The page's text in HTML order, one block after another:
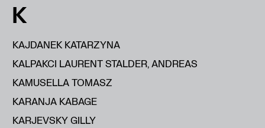
K
KAJDANEK KATARZYNA
KALPAKCI LAURENT STALDER, ANDREAS
KAMUSELLA TOMASZ
KARANJA KABAGE
KARJEVSKY GILLY